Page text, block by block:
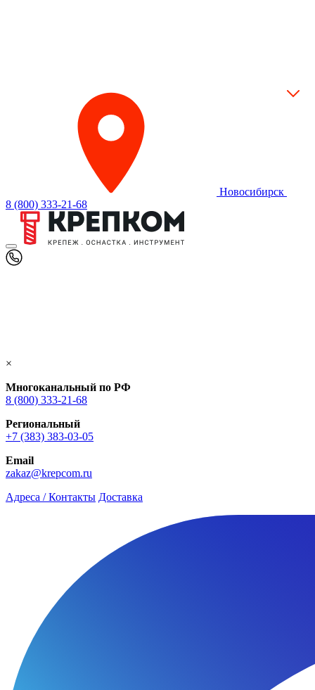
Новосибирск
8 (800) 333-21-68
×
Многоканальный по РФ
8 (800) 333‑21-68
Региональный
+7 (383) 383-03-05
Email
zakaz@krepcom.ru
Адреса / Контакты Доставка